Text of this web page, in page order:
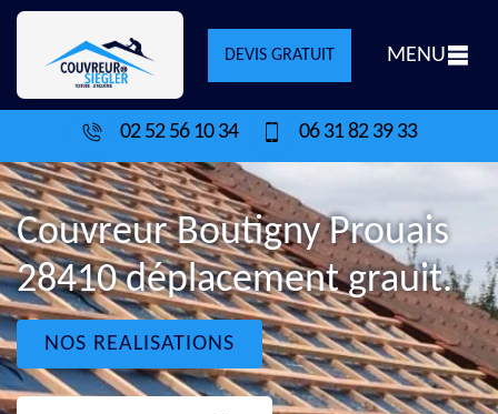
DEVIS GRATUIT MENU
02 52 56 10 34 06 31 82 39 33
Couvreur Boutigny Prouais
28410 déplacement grauit.
NOS REALISATIONS